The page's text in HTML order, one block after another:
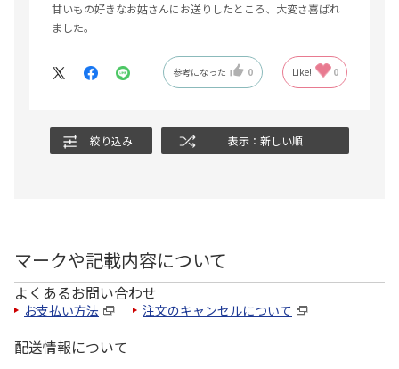
甘いもの好きなお姑さんにお送りしたところ、大変さ喜ばれ
ました。
参考になった 0 Like! 0
絞り込み 表示：新しい順
マークや記載内容について
よくあるお問い合わせ
お支払い方法 注文のキャンセルについて
配送情報について